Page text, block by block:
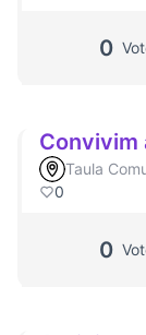
0
Convivim
Taula
0
0